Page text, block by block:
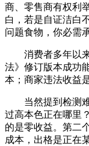
商、零售商有权利
白，若是自证洁白
问题食物，你必需
消费者多年以来
法》修订版本成功
本；商家违法收益
当然提到检测难
过高本色正在哪里
的是零收益。第二
成本，出格是正在